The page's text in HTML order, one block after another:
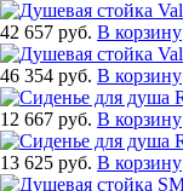
42 657 руб. В корзину
46 354 руб. В корзину
12 667 руб. В корзину
13 625 руб. В корзину